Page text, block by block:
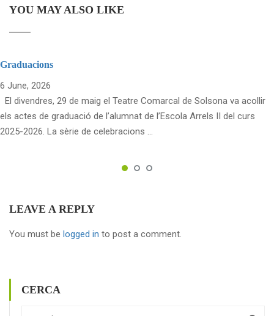
YOU MAY ALSO LIKE
Graduacions
6 June, 2026
El divendres, 29 de maig el Teatre Comarcal de Solsona va acollir
els actes de graduació de l’alumnat de l’Escola Arrels II del curs
2025-2026. La sèrie de celebracions …
LEAVE A REPLY
You must be logged in to post a comment.
CERCA